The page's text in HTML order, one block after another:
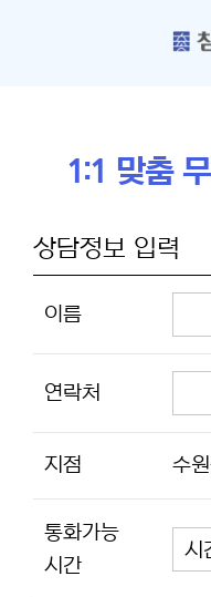
1:1 맞춤
상담정보 입력
이름
연락처
지점 수
통화가능
시간